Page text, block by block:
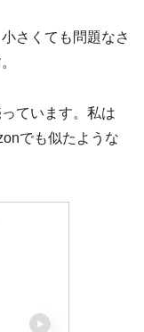
さくても問題なさ
ています。私は
でも似たような